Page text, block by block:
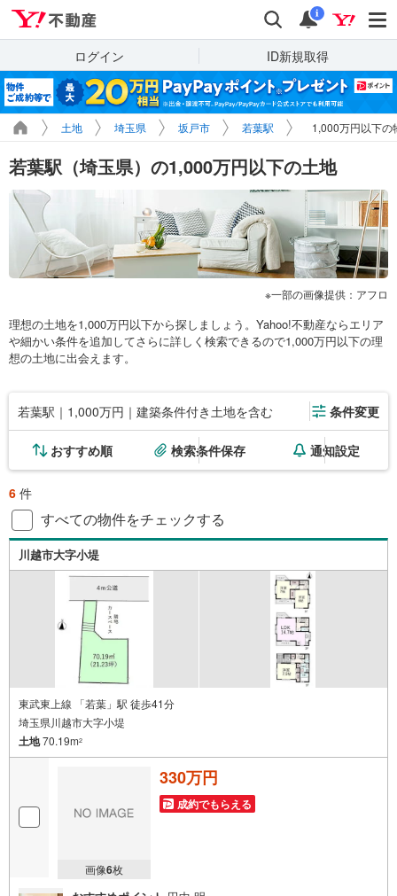
検索 通知
i
ログイン ID新規取得
土地 埼玉県 坂戸市 若葉駅 1,000万円以下の
若葉駅（埼玉県）の1,000万円以下の土地
一部の画像提供：アフロ
理想の土地を1,000万円以下から探しましょう。Yahoo!不動産ならエリア
や細かい条件を追加してさらに詳しく検索できるので1,000万円以下の理
想の土地に出会えます。
若葉駅｜1,000万円｜建築条件付き土地を含む 条件変更
おすすめ順 検索条件保存 通知設定
6 件
すべての物件をチェックする
川越市大字小堤
東武東上線 「若葉」駅 徒歩41分
埼玉県川越市大字小堤
土地70.19m2
画像6枚
330万円
成約でもらえる